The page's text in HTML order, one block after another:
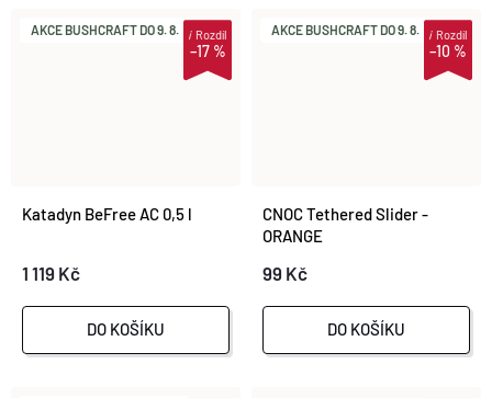
AKCE BUSHCRAFT DO 9. 8.
–17 %
iRozdíl
Katadyn BeFree AC 0,5 l
1 119 Kč
DO KOŠÍKU
AKCE BUSHCRAFT DO 9. 8.
–10 %
iRozdíl
CNOC Tethered Slider -
ORANGE
99 Kč
DO KOŠÍKU